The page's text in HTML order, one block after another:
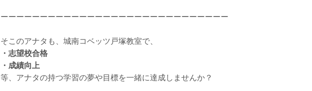
ーーーーーーーーーーーーーーーーーーーーーーーーーーーーー
そこのアナタも、城南コベッツ戸塚教室で、
・志望校合格
・成績向上
等、アナタの持つ学習の夢や目標を一緒に達成しませんか？